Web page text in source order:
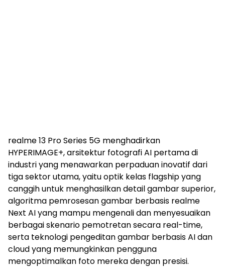
realme 13 Pro Series 5G menghadirkan
HYPERIMAGE+, arsitektur fotografi AI pertama di
industri yang menawarkan perpaduan inovatif dari
tiga sektor utama, yaitu optik kelas flagship yang
canggih untuk menghasilkan detail gambar superior,
algoritma pemrosesan gambar berbasis realme
Next AI yang mampu mengenali dan menyesuaikan
berbagai skenario pemotretan secara real-time,
serta teknologi pengeditan gambar berbasis AI dan
cloud yang memungkinkan pengguna
mengoptimalkan foto mereka dengan presisi.